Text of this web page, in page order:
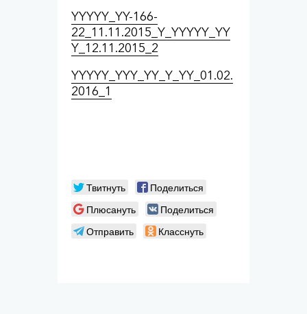
YYYYY_YY-166-
22_11.11.2015_Y_YYYYY_YY
Y_12.11.2015_2
YYYYY_YYY_YY_Y_YY_01.02.
2016_1
Твитнуть
Поделиться
Плюсануть
Поделиться
Отправить
Класснуть